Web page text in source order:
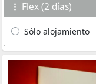
Flex (2 días)
Sólo alojamiento